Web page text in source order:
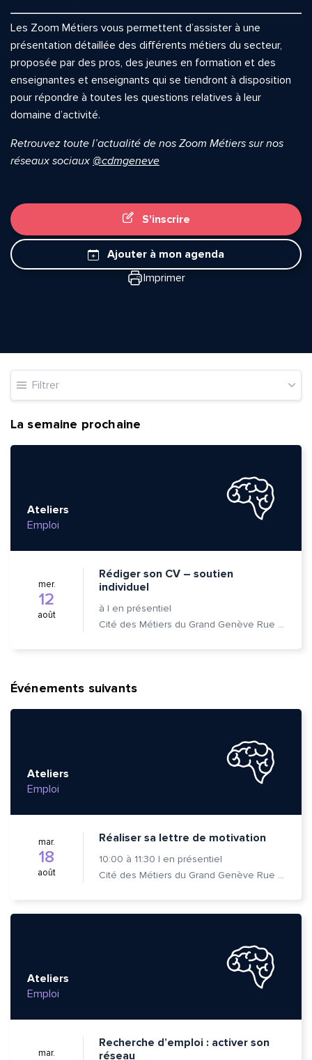
Les Zoom Métiers vous permettent d’assister à une
présentation détaillée des différents métiers du secteur,
proposée par des pros, des jeunes en formation et des
enseignantes et enseignants qui se tiendront à disposition
pour répondre à toutes les questions relatives à leur
domaine d’activité.
Retrouvez toute l’actualité de nos Zoom Métiers sur nos
réseaux sociaux @cdmgeneve
S'inscrire
Ajouter à mon agenda
Imprimer
Filtrer
La semaine prochaine
Ateliers
Emploi
mer.
12
août
Rédiger son CV – soutien
individuel
à | en présentiel
Cité des Métiers du Grand Genève Rue Prévost-Martin 6 1205 Genève
Événements suivants
Ateliers
Emploi
mar.
18
août
Réaliser sa lettre de motivation
10:00 à 11:30 | en présentiel
Cité des Métiers du Grand Genève Rue Prévost-Martin 6 1205 Genève
Ateliers
Emploi
mar.
Recherche d’emploi : activer son
réseau